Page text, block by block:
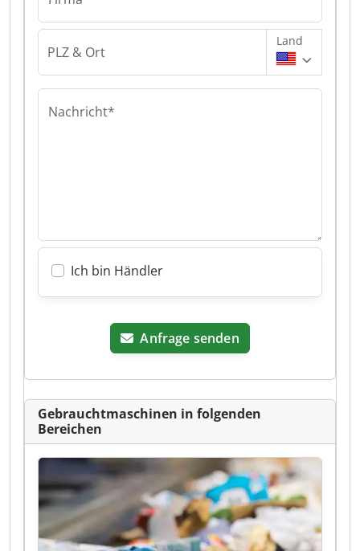
PLZ & Ort
Land
Nachricht*
Ich bin Händler
Anfrage senden
Gebrauchtmaschinen in folgenden
Bereichen